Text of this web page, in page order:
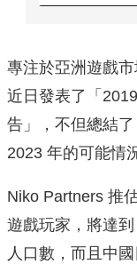
專注於亞洲遊戲
近日發表了「
告」，不但總結
2023 年的可能情
Niko Partners 推
遊戲玩家，將達
人口數，而且中